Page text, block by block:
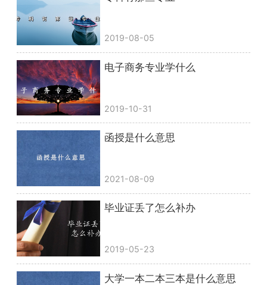
2019-08-05
电子商务专业学什么
2019-10-31
函授是什么意思
2021-08-09
毕业证丢了怎么补办
2019-05-23
大学一本二本三本是什么意思